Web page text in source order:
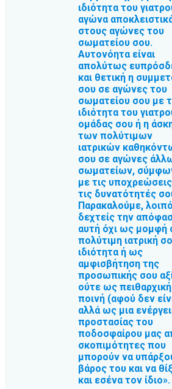
ιδιότητα του
αγώνα
στους αγώνες του
σωματείου σου.
Αυτονόητα είναι
απολύτως
και θετική η
σου σε αγώνες του
σωματείου σου με
ιδιότητα του
ομάδας σου ή η
των πολύτιμων
ιατρικών
σου σε αγώνες
σωματείων,
με τις υποχρεώσεις
τις δυνατότητές
Παρακαλούμε,
δεχτείς την
αυτή όχι ως μομφή
πολύτιμη ιατρική
ιδιότητα ή ως
αμφισβήτηση της
προσωπικής σου
ούτε ως πειθαρχική
ποινή (αφού δεν
αλλά ως μια
προστασίας του
ποδοσφαίρου μας
σκοπιμότητες που
μπορούν να
βάρος του και να
και εσένα τον ίδιο».